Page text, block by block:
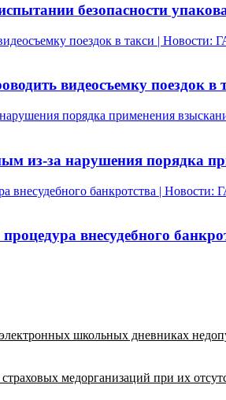
безопасности
поездок в такси | Новости:
видеосъемку поездок
порядка применения
из-за нарушения порядка
внесудебного банкротства | Новости:
внесудебного
школьных дневниках
медорганизаций при их